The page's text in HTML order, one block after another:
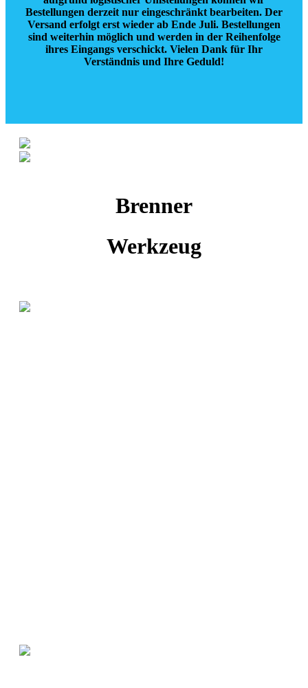
Bestellungen derzeit nur eingeschränkt bearbeiten. Der
Versand erfolgt erst wieder ab Ende Juli. Bestellungen
sind weiterhin möglich und werden in der Reihenfolge
ihres Eingangs verschickt. Vielen Dank für Ihr
Verständnis und Ihre Geduld!
Brenner
Werkzeug